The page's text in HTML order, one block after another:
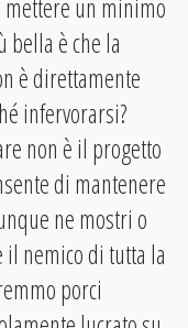
un minimo
bella è che la
è direttamente
infervorarsi?
non è il progetto
di mantenere
ne mostri o
nemico di tutta la
porci